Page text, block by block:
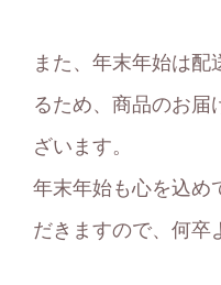
また、年末年始は配
るため、商品のお届
ざいます。
年末年始も心を込め
だきますので、何卒